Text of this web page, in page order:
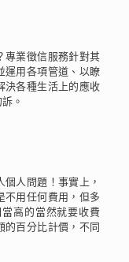
專業徵信服務針對其
運用各項管道、以瞭
決各種生活上的應收
。
人問題！事實上，
不用任何費用，但多
高的當然就要收費
的百分比計價，不同